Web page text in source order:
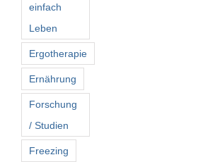
einfach
Leben
Ergotherapie
Ernährung
Forschung
/ Studien
Freezing